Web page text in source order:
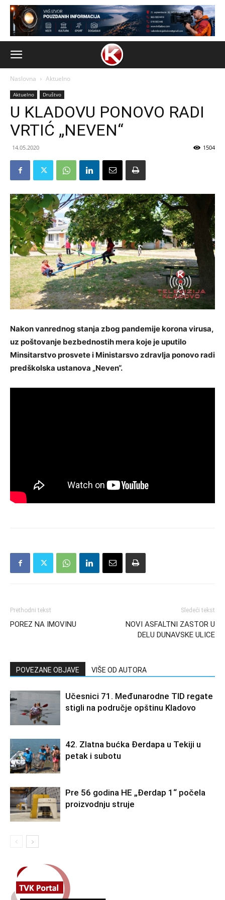
Naslovna Aktuelno
Aktuelno Društvo
U KLADOVU PONOVO RADI
VRTIĆ „NEVEN“
14.05.2020 1504
Nakon vanrednog stanja zbog pandemije korona virusa,
uz poštovanje bezbednostih mera koje je uputilo
Minsitarstvo prosvete i Ministarsvo zdravlja ponovo radi
predškolska ustanova „Neven“.
Prethodni tekst
POREZ NA IMOVINU
Sledeći tekst
NOVI ASFALTNI ZASTOR U
DELU DUNAVSKE ULICE
POVEZANE OBJAVE VIŠE OD AUTORA
Učesnici 71. Međunarodne TID regate
stigli na područje opštinu Kladovo
42. Zlatna bućka Đerdapa u Tekiji u
petak i subotu
Pre 56 godina HE „Đerdap 1“ počela
proizvodnju struje